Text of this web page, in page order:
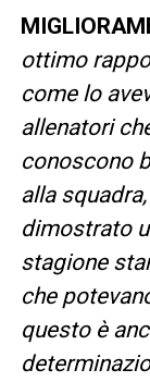
ottimo
come lo
allenatori
conoscono
alla
dimostrato
stagione
che
questo è